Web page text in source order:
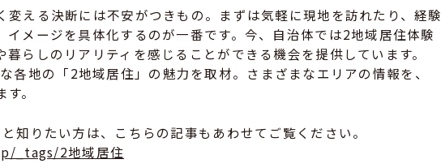
変える決断には不安がつきもの。まずは気軽に現地を訪れたり、経験
イメージを具体化するのが一番です。今、自治体では2地域居住体験
らしのリアリティを感じることができる機会を提供しています。
各地の「2地域居住」の魅力を取材。さまざまなエリアの情報を、
。
知りたい方は、こちらの記事もあわせてご覧ください。
_tags/2地域居住